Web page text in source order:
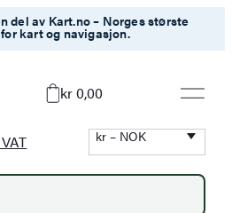
del av Kart.no – Norges største
kart og navigasjon.
kr 0,00
kr – NOK